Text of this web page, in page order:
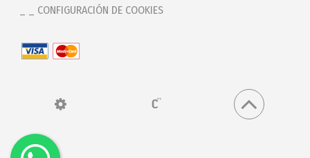
_ CONFIGURACIÓN DE COOKIES